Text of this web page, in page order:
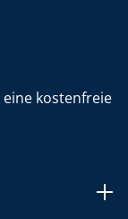
kostenfreie